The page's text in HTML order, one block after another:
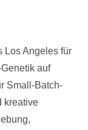
Los Angeles für
auf
Small-Batch-
kreative